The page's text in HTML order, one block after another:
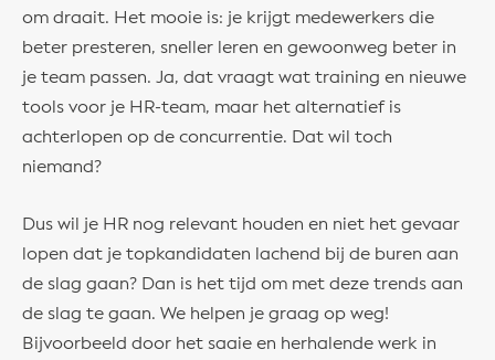
om draait. Het mooie is: je krijgt medewerkers die
beter presteren, sneller leren en gewoonweg beter in
je team passen. Ja, dat vraagt wat training en nieuwe
tools voor je HR-team, maar het alternatief is
achterlopen op de concurrentie. Dat wil toch
niemand?
Dus wil je HR nog relevant houden en niet het gevaar
lopen dat je topkandidaten lachend bij de buren aan
de slag gaan? Dan is het tijd om met deze trends aan
de slag te gaan. We helpen je graag op weg!
Bijvoorbeeld door het saaie en herhalende werk in